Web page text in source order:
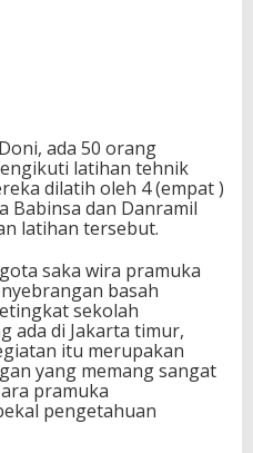
ada 50 orang
latihan tehnik
dilatih oleh 4 (empat )
Babinsa dan Danramil
latihan tersebut.
saka wira pramuka
basah
sekolah
ada di Jakarta timur,
itu merupakan
yang memang sangat
pramuka
pengetahuan